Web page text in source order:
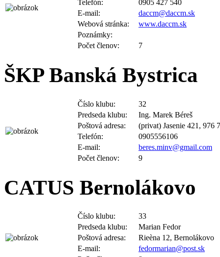
E-mail:
daccm@daccm.sk
Webová stránka:
www.daccm.sk
Poznámky:
Počet členov:
ŠKP Banská Bystrica
Predseda klubu:
Ing. Marek Béreš
Poštová adresa:
(privat) Jasenie 421, 976
Telefón:
0905556106
E-mail:
beres.minv@gmail.com
Počet členov:
9
CATUS Bernolákovo
Predseda klubu:
Marian Fedor
Poštová adresa:
Rieèna 12, Bernolákovo
E-mail:
fedormarian@post.sk
Počet členov:
8